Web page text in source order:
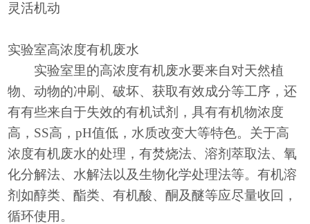
灵活机动
实验室高浓度有机废水
实验室里的高浓度有机废水要来自对天然植
物、动物的冲刷、破坏、获取有效成分等工序，还
有有些来自于失效的有机试剂，具有有机物浓度
高， SS高，pH值低，水质改变大等特色。关于高
浓度有机废水的处理，有焚烧法、溶剂萃取法、氧
化分解法、水解法以及生物化学处理法等。有机溶
剂如醇类、酯类、有机酸、酮及醚等应尽量收回，
循环使用。